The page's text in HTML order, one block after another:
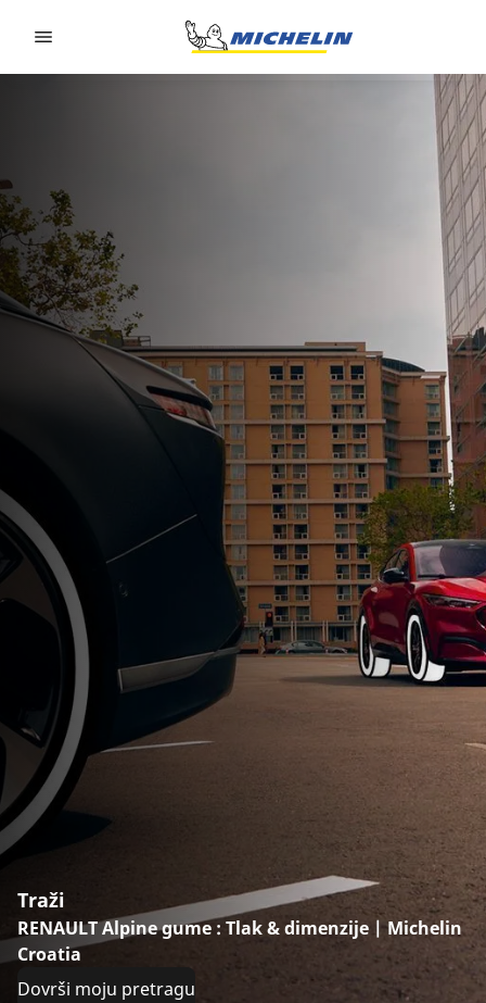
Traži
RENAULT Alpine gume : Tlak & dimenzije | Michelin
Croatia
Dovrši moju pretragu